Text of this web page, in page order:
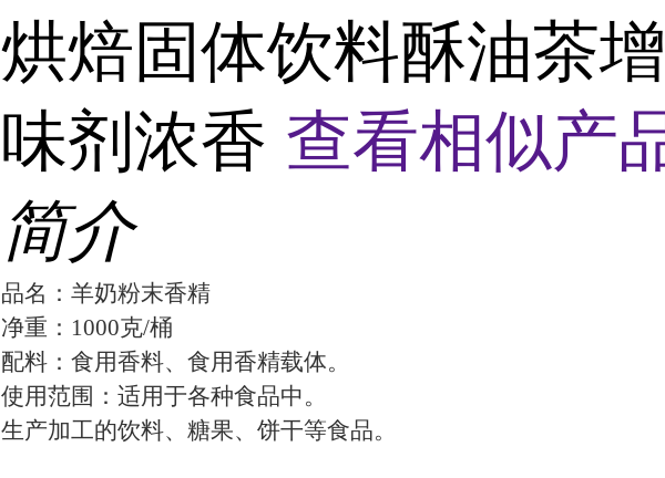
烘焙固体饮料酥油茶
味剂浓香 查看相似产
简介
品名：羊奶粉末香精
净重：1000克/桶
配料：食用香料、食用香精载体。
使用范围：适用于各种食品中。
生产加工的饮料、糖果、饼干等食品。